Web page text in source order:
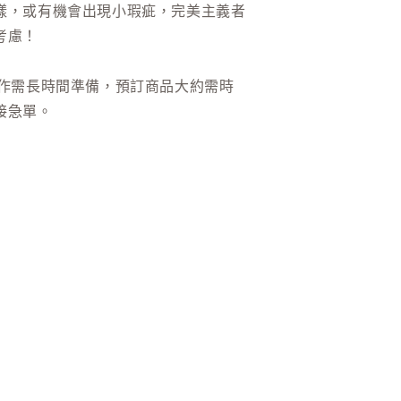
，或有機會出現小瑕疵，完美主義者
！
需長時間準備，預訂商品大約需時
急單。